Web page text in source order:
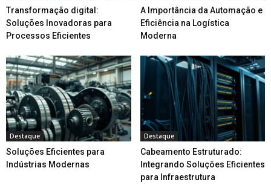
Transformação digital:
Soluções Inovadoras para
Processos Eficientes
A Importância da Automação e
Eficiência na Logística
Moderna
Destaque
Soluções Eficientes para
Indústrias Modernas
Destaque
Cabeamento Estruturado:
Integrando Soluções Eficientes
para Infraestrutura